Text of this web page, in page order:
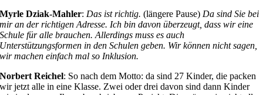
Myrle Dziak-Mahler: Das ist richtig.(längere Pause) Da sind Sie bei
mir an der richtigen Adresse. Ich bin davon überzeugt, dass wir eine
Schule für alle brauchen. Allerdings muss es auch
Unterstützungsformen in den Schulen geben. Wir können nicht sagen,
wir machen einfach mal so Inklusion.
Norbert Reichel: So nach dem Motto: da sind 27 Kinder, die packen
wir jetzt alle in eine Klasse. Zwei oder drei davon sind dann Kinder